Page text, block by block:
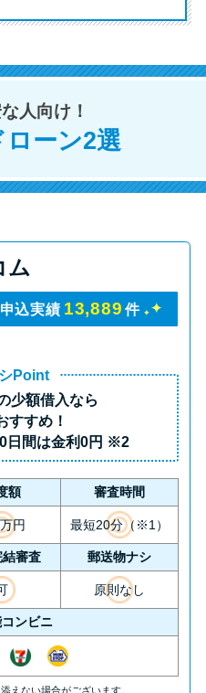
街金をおすすめしな
を借りるには？年利
お金を借りられる？
を借りる方法があ
を借りる方法は？親
くさや将来への影響
とは？悪質な手口に
闇金）からお金を借り
い理由と借りた場合
人向け！
ローン2選
ム
申込実績 13,889 件
Point
少額借入なら
すすめ！
日間は金利0円 ※2
額 審査時間
円 最短20分（※1）
審査 郵送物ナシ
原則なし
ンビニ
ない場合がございます。